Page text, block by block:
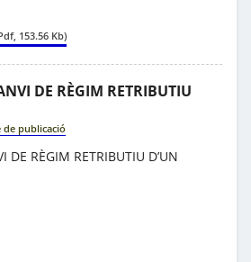
153.56 Kb)
DE RÈGIM RETRIBUTIU
de publicació
DE RÈGIM RETRIBUTIU D’UN